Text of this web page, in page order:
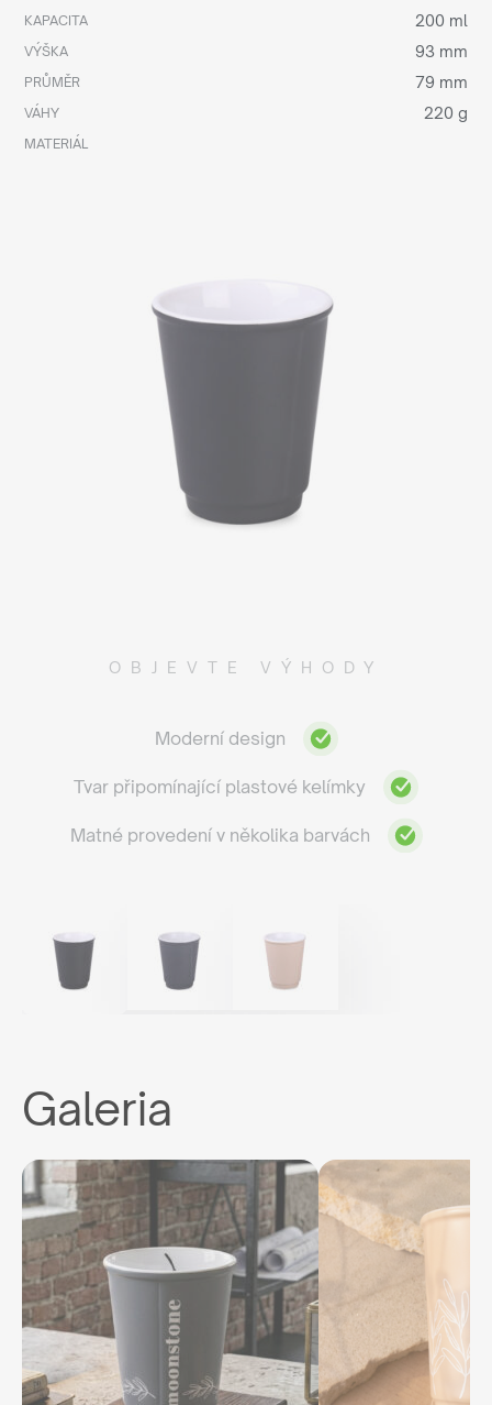
KAPACITA 200 ml
VÝŠKA 93 mm
PRŮMĚR 79 mm
VÁHY 220 g
MATERIÁL
OBJEVTE VÝHODY
Moderní design
Tvar připomínající plastové kelímky
Matné provedení v několika barvách
Galeria